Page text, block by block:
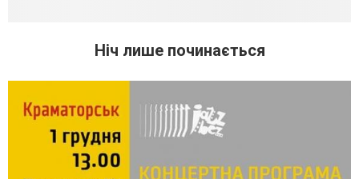
Ніч лише починається